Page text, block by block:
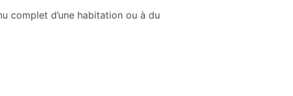
complet d’une habitation ou à du